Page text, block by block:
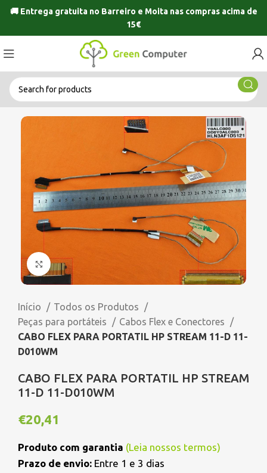
🚚 Entrega gratuita no Barreiro e Moitanas compras acima de
15€
Click to enlarge
Início
Todos os Produtos
Peças para portáteis
Cabos Flex e Conectores
CABO FLEX PARA PORTATIL HP STREAM 11-D 11-
D010WM
CABO FLEX PARA PORTATIL HP STREAM
11-D 11-D010WM
€20,41
Produto com garantia (Leia nossos termos)
Prazo de envio: Entre 1 e 3 dias